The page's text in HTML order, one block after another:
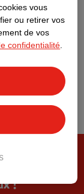
!
vous
ou retirer vos
de vos
confidentialité